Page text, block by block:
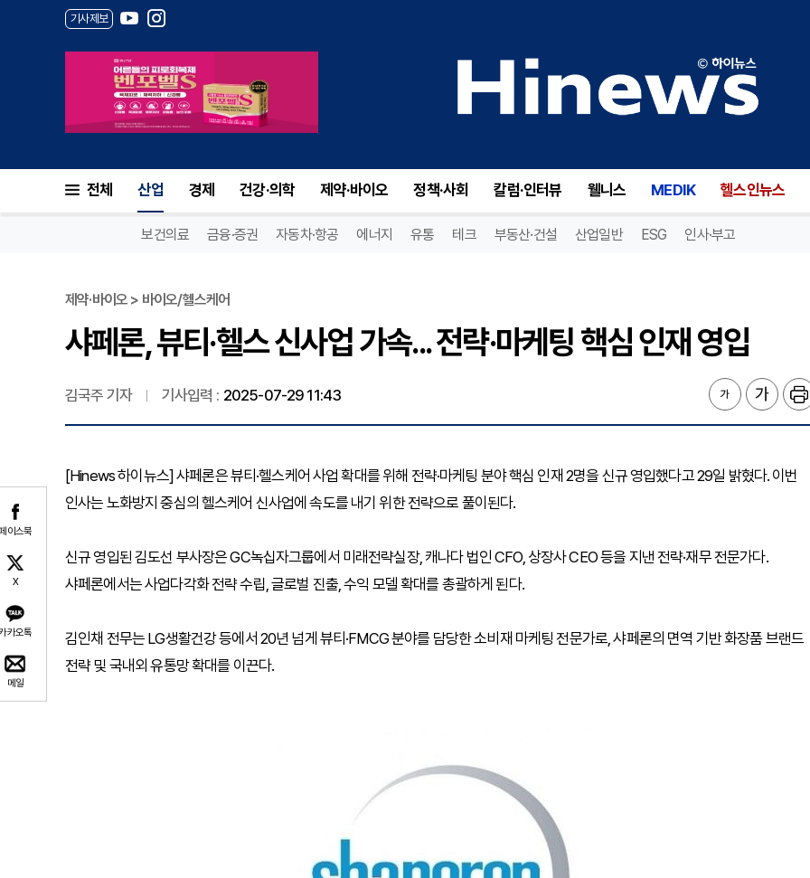
기사제보
전체 산업 경제 건강·의학 제약·바이오 정책·사회 칼럼·인터뷰 웰니스 MEDIK 헬스인뉴스
보건의료 금융·증권 자동차·항공 에너지 유통 테크 부동산·건설 산업일반 ESG 인사·부고
이스북
X
카오톡
메일
제약·바이오 > 바이오/헬스케어
샤페론, 뷰티·헬스 신사업 가속... 전략·마케팅 핵심 인재 영입
김국주 기자 기사입력 : 2025-07-29 11:43
[Hinews 하이뉴스] 샤페론은 뷰티·헬스케어 사업 확대를 위해 전략·마케팅 분야 핵심 인재 2명을 신규 영입했다고 29일 밝혔다. 이번
인사는 노화방지 중심의 헬스케어 신사업에 속도를 내기 위한 전략으로 풀이된다.
신규 영입된 김도선 부사장은 GC녹십자그룹에서 미래전략실장, 캐나다 법인 CFO, 상장사 CEO 등을 지낸 전략·재무 전문가다.
샤페론에서는 사업다각화 전략 수립, 글로벌 진출, 수익 모델 확대를 총괄하게 된다.
김인채 전무는 LG생활건강 등에서 20년 넘게 뷰티·FMCG 분야를 담당한 소비재 마케팅 전문가로, 샤페론의 면역 기반 화장품 브랜드
전략 및 국내외 유통망 확대를 이끈다.